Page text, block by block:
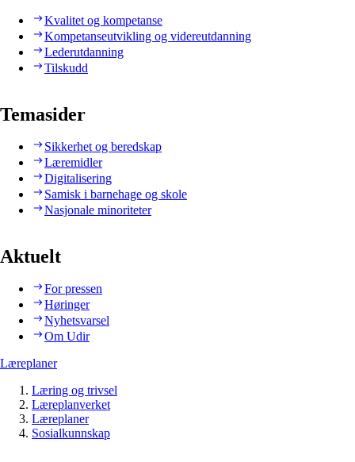
Kvalitet og kompetanse
Kompetanseutvikling og videreutdanning
Lederutdanning
Tilskudd
Temasider
Sikkerhet og beredskap
Læremidler
Digitalisering
Samisk i barnehage og skole
Nasjonale minoriteter
Aktuelt
For pressen
Høringer
Nyhetsvarsel
Om Udir
Læreplaner
Læring og trivsel
Læreplanverket
Læreplaner
Sosialkunnskap